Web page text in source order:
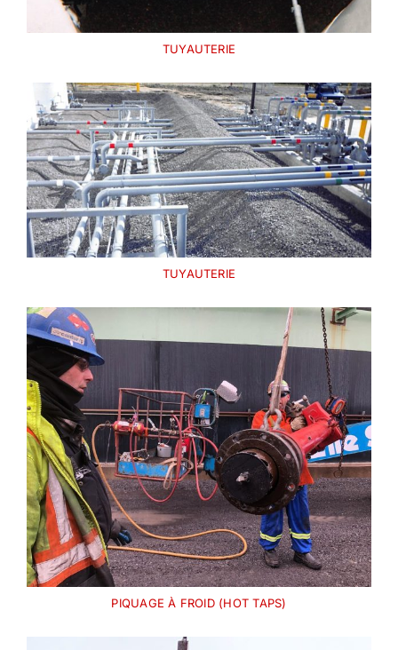
TUYAUTERIE
TUYAUTERIE
PIQUAGE À FROID (HOT TAPS)